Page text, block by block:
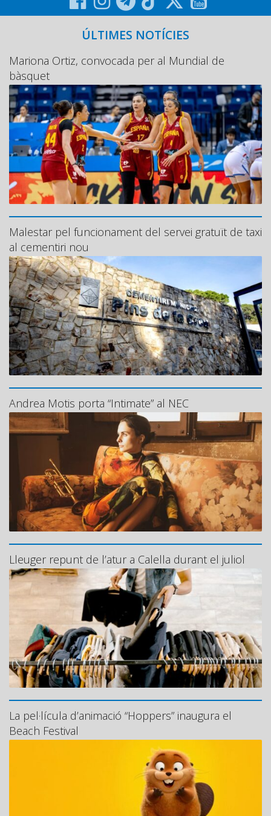
ÚLTIMES NOTÍCIES
Mariona Ortiz, convocada per al Mundial de
bàsquet
Malestar pel funcionament del servei gratuït de taxi
al cementiri nou
Andrea Motis porta “Intimate” al NEC
Lleuger repunt de l’atur a Calella durant el juliol
La pel·lícula d’animació “Hoppers” inaugura el
Beach Festival